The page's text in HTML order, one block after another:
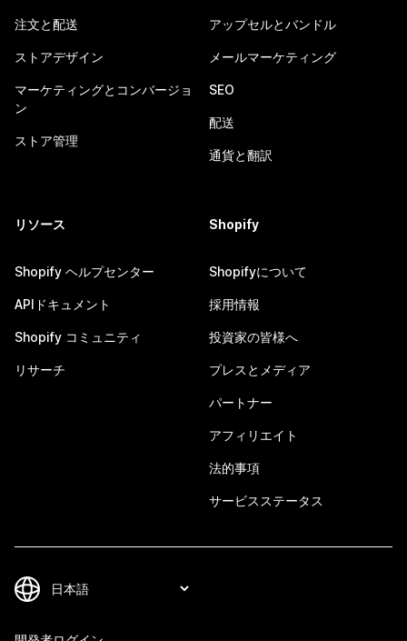
注文と配送
ストアデザイン
マーケティングとコンバージョ
ン
ストア管理
アップセルとバンドル
メールマーケティング
SEO
配送
通貨と翻訳
リソース
Shopify ヘルプセンター
APIドキュメント
Shopify コミュニティ
リサーチ
Shopify
Shopifyについて
採用情報
投資家の皆様へ
プレスとメディア
パートナー
アフィリエイト
法的事項
サービスステータス